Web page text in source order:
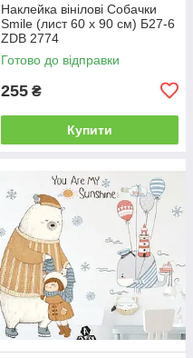
Наклейка вінілові Собачки
Smile (лист 60 х 90 см) Б27-6
ZDB 2774
Готово до відправки
255 ₴
Купити